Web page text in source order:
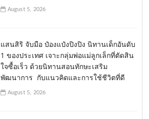
August 5, 2026
แสนสิริ จับมือ ป๋องแป๋งปิงปิง นิทานเด็กอันดับ
1 ของประเทศ เจาะกลุ่มพ่อแม่ลูกเล็กที่ตัดสิน
ใจซื้อเร็ว ด้วยนิทานสอนทักษะเสริม
พัฒนาการ กับแนวคิดและการใช้ชีวิตที่ดี
August 5, 2026